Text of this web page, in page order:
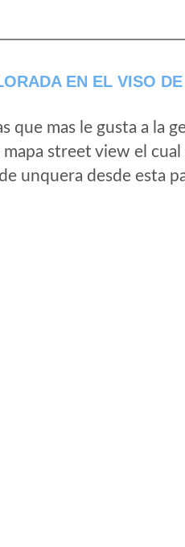
EN EL VISO
que mas le gusta a la
street view el cual
unquera desde esta